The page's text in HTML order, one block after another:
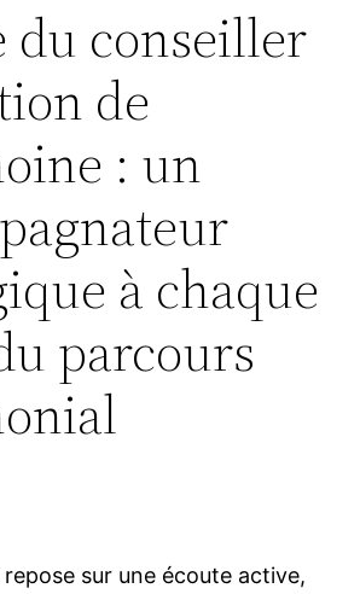
du conseiller
de
: un
à chaque
parcours
sur une écoute active,